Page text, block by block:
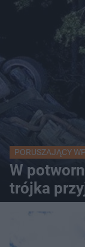
PORUSZAJĄCY
W
trójka